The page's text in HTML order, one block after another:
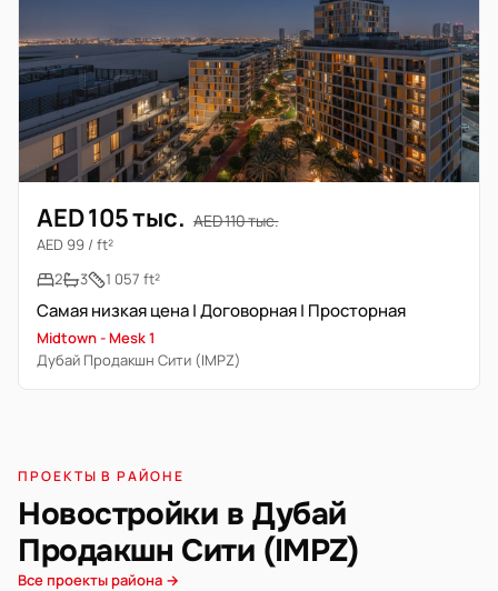
AED 105 тыс. AED 110 тыс.
AED 99 / ft²
2
3 1 057 ft²
Самая низкая цена | Договорная | Просторная
Midtown - Mesk 1
Дубай Продакшн Сити (IMPZ)
ПРОЕКТЫ В РАЙОНЕ
Новостройки в Дубай
Продакшн Сити (IMPZ)
Все проекты района →